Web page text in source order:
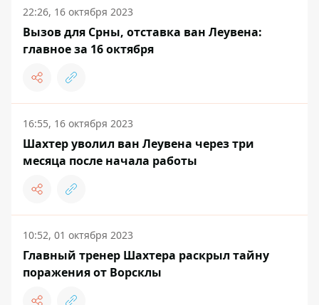
22:26, 16 октября 2023
Вызов для Срны, отставка ван Леувена:
главное за 16 октября
16:55, 16 октября 2023
Шахтер уволил ван Леувена через три
месяца после начала работы
10:52, 01 октября 2023
Главный тренер Шахтера раскрыл тайну
поражения от Ворсклы